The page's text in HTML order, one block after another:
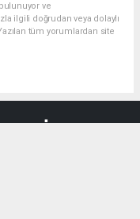
ve
ilgili doğrudan veya dolaylı
tüm yorumlardan site